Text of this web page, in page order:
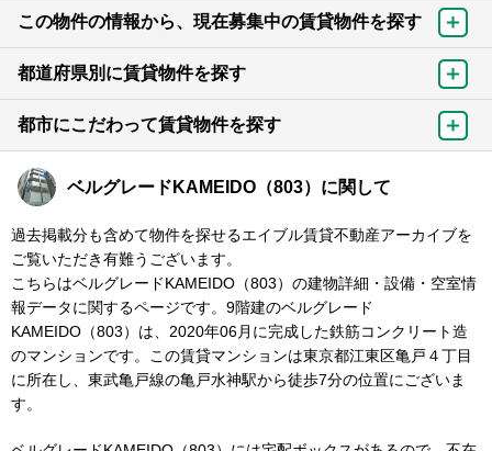
この物件の情報から、現在募集中の賃貸物件を探す
都道府県別に賃貸物件を探す
都市にこだわって賃貸物件を探す
ベルグレードKAMEIDO（803）に関して
過去掲載分も含めて物件を探せるエイブル賃貸不動産アーカイブを
ご覧いただき有難うございます。
こちらはベルグレードKAMEIDO（803）の建物詳細・設備・空室情
報データに関するページです。9階建のベルグレード
KAMEIDO（803）は、2020年06月に完成した鉄筋コンクリート造
のマンションです。この賃貸マンションは東京都江東区亀戸４丁目
に所在し、東武亀戸線の亀戸水神駅から徒歩7分の位置にございま
す。